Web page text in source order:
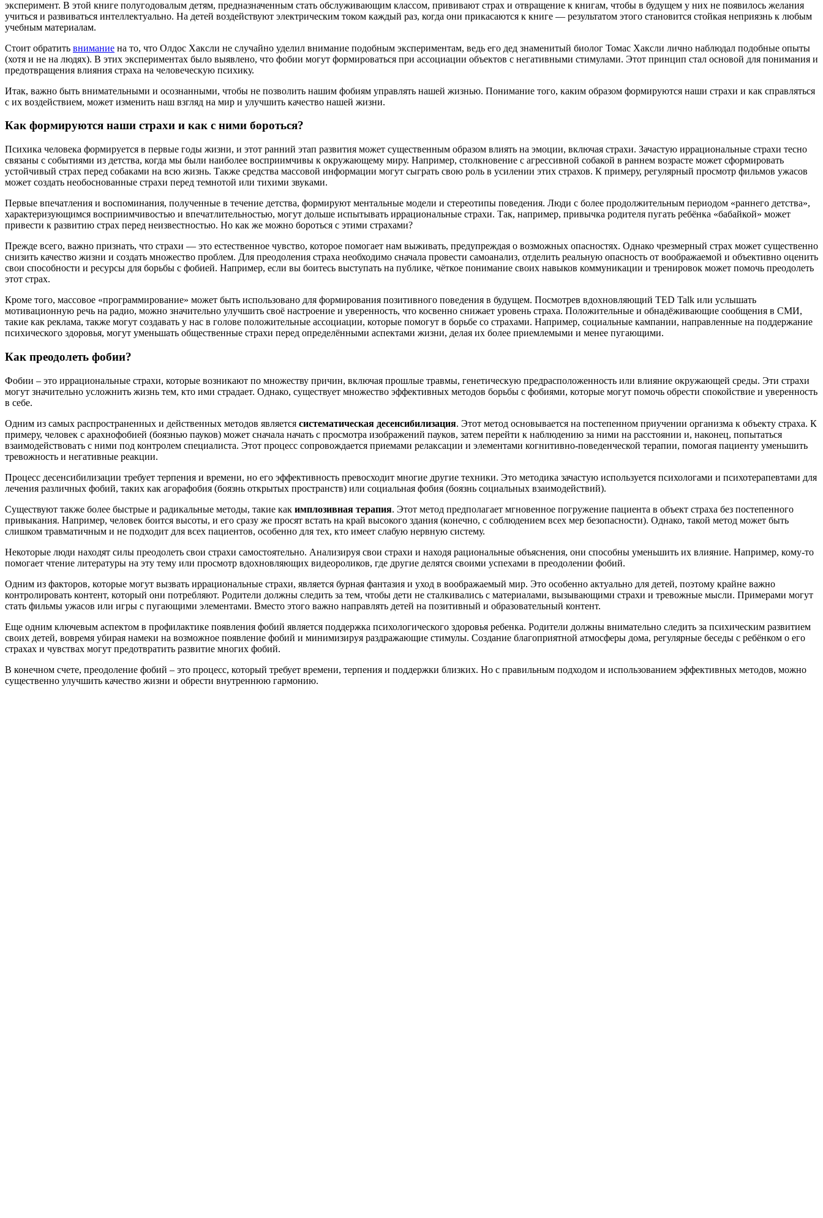
эксперимент. В этой книге полугодовалым детям, предназначенным стать обслуживающим классом, прививают страх и отвращение к книгам, чтобы в будущем у них не появилось желания
учиться и развиваться интеллектуально. На детей воздействуют электрическим током каждый раз, когда они прикасаются к книге — результатом этого становится стойкая неприязнь к любым
учебным материалам.
Стоит обратить внимание на то, что Олдос Хаксли не случайно уделил внимание подобным экспериментам, ведь его дед знаменитый биолог Томас Хаксли лично наблюдал подобные опыты
(хотя и не на людях). В этих экспериментах было выявлено, что фобии могут формироваться при ассоциации объектов с негативными стимулами. Этот принцип стал основой для понимания и
предотвращения влияния страха на человеческую психику.
Итак, важно быть внимательными и осознанными, чтобы не позволить нашим фобиям управлять нашей жизнью. Понимание того, каким образом формируются наши страхи и как справляться
с их воздействием, может изменить наш взгляд на мир и улучшить качество нашей жизни.
Как формируются наши страхи и как с ними бороться?
Психика человека формируется в первые годы жизни, и этот ранний этап развития может существенным образом влиять на эмоции, включая страхи. Зачастую иррациональные страхи тесно
связаны с событиями из детства, когда мы были наиболее восприимчивы к окружающему миру. Например, столкновение с агрессивной собакой в раннем возрасте может сформировать
устойчивый страх перед собаками на всю жизнь. Также средства массовой информации могут сыграть свою роль в усилении этих страхов. К примеру, регулярный просмотр фильмов ужасов
может создать необоснованные страхи перед темнотой или тихими звуками.
Первые впечатления и воспоминания, полученные в течение детства, формируют ментальные модели и стереотипы поведения. Люди с более продолжительным периодом «раннего детства»,
характеризующимся восприимчивостью и впечатлительностью, могут дольше испытывать иррациональные страхи. Так, например, привычка родителя пугать ребёнка «бабайкой» может
привести к развитию страх перед неизвестностью. Но как же можно бороться с этими страхами?
Прежде всего, важно признать, что страхи — это естественное чувство, которое помогает нам выживать, предупреждая о возможных опасностях. Однако чрезмерный страх может существенно
снизить качество жизни и создать множество проблем. Для преодоления страха необходимо сначала провести самоанализ, отделить реальную опасность от воображаемой и объективно оценить
свои способности и ресурсы для борьбы с фобией. Например, если вы боитесь выступать на публике, чёткое понимание своих навыков коммуникации и тренировок может помочь преодолеть
этот страх.
Кроме того, массовое «программирование» может быть использовано для формирования позитивного поведения в будущем. Посмотрев вдохновляющий TED Talk или услышать
мотивационную речь на радио, можно значительно улучшить своё настроение и уверенность, что косвенно снижает уровень страха. Положительные и обнадёживающие сообщения в СМИ,
такие как реклама, также могут создавать у нас в голове положительные ассоциации, которые помогут в борьбе со страхами. Например, социальные кампании, направленные на поддержание
психического здоровья, могут уменьшать общественные страхи перед определёнными аспектами жизни, делая их более приемлемыми и менее пугающими.
Как преодолеть фобии?
Фобии – это иррациональные страхи, которые возникают по множеству причин, включая прошлые травмы, генетическую предрасположенность или влияние окружающей среды. Эти страхи
могут значительно усложнить жизнь тем, кто ими страдает. Однако, существует множество эффективных методов борьбы с фобиями, которые могут помочь обрести спокойствие и уверенность
в себе.
Одним из самых распространенных и действенных методов является систематическая десенсибилизация. Этот метод основывается на постепенном приучении организма к объекту страха. К
примеру, человек с арахнофобией (боязнью пауков) может сначала начать с просмотра изображений пауков, затем перейти к наблюдению за ними на расстоянии и, наконец, попытаться
взаимодействовать с ними под контролем специалиста. Этот процесс сопровождается приемами релаксации и элементами когнитивно-поведенческой терапии, помогая пациенту уменьшить
тревожность и негативные реакции.
Процесс десенсибилизации требует терпения и времени, но его эффективность превосходит многие другие техники. Это методика зачастую используется психологами и психотерапевтами для
лечения различных фобий, таких как агорафобия (боязнь открытых пространств) или социальная фобия (боязнь социальных взаимодействий).
Существуют также более быстрые и радикальные методы, такие как имплозивная терапия. Этот метод предполагает мгновенное погружение пациента в объект страха без постепенного
привыкания. Например, человек боится высоты, и его сразу же просят встать на край высокого здания (конечно, с соблюдением всех мер безопасности). Однако, такой метод может быть
слишком травматичным и не подходит для всех пациентов, особенно для тех, кто имеет слабую нервную систему.
Некоторые люди находят силы преодолеть свои страхи самостоятельно. Анализируя свои страхи и находя рациональные объяснения, они способны уменьшить их влияние. Например, кому-то
помогает чтение литературы на эту тему или просмотр вдохновляющих видеороликов, где другие делятся своими успехами в преодолении фобий.
Одним из факторов, которые могут вызвать иррациональные страхи, является бурная фантазия и уход в воображаемый мир. Это особенно актуально для детей, поэтому крайне важно
контролировать контент, который они потребляют. Родители должны следить за тем, чтобы дети не сталкивались с материалами, вызывающими страхи и тревожные мысли. Примерами могут
стать фильмы ужасов или игры с пугающими элементами. Вместо этого важно направлять детей на позитивный и образовательный контент.
Еще одним ключевым аспектом в профилактике появления фобий является поддержка психологического здоровья ребенка. Родители должны внимательно следить за психическим развитием
своих детей, вовремя убирая намеки на возможное появление фобий и минимизируя раздражающие стимулы. Создание благоприятной атмосферы дома, регулярные беседы с ребёнком о его
страхах и чувствах могут предотвратить развитие многих фобий.
В конечном счете, преодоление фобий – это процесс, который требует времени, терпения и поддержки близких. Но с правильным подходом и использованием эффективных методов, можно
существенно улучшить качество жизни и обрести внутреннюю гармонию.